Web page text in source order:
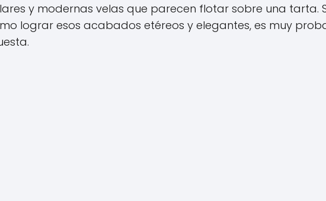
y modernas velas que parecen flotar sobre una tarta.
lograr esos acabados etéreos y elegantes, es muy